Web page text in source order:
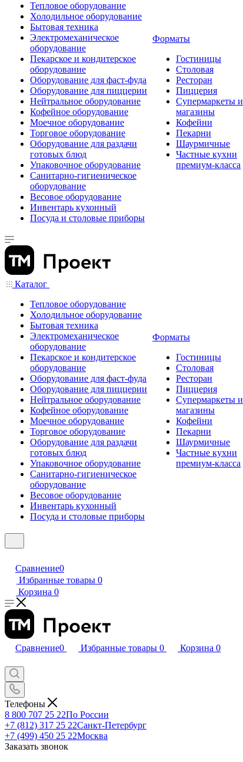
Тепловое оборудование
Холодильное оборудование
Бытовая техника
Электромеханическое
оборудование
Пекарское и кондитерское
оборудование
Оборудование для фаст-фуда
Оборудование для пиццерии
Нейтральное оборудование
Кофейное оборудование
Моечное оборудование
Торговое оборудование
Оборудование для раздачи
готовых блюд
Упаковочное оборудование
Санитарно-гигиеническое
оборудование
Весовое оборудование
Инвентарь кухонный
Посуда и столовые приборы
Форматы
Гостиницы
Столовая
Ресторан
Пиццерия
Супермаркеты и
магазины
Кофейни
Пекарни
Шаурмичные
Частные кухни
премиум-класса
Каталог
Тепловое оборудование
Холодильное оборудование
Бытовая техника
Электромеханическое
оборудование
Пекарское и кондитерское
оборудование
Оборудование для фаст-фуда
Оборудование для пиццерии
Нейтральное оборудование
Кофейное оборудование
Моечное оборудование
Торговое оборудование
Оборудование для раздачи
готовых блюд
Упаковочное оборудование
Санитарно-гигиеническое
оборудование
Весовое оборудование
Инвентарь кухонный
Посуда и столовые приборы
Форматы
Гостиницы
Столовая
Ресторан
Пиццерия
Супермаркеты и
магазины
Кофейни
Пекарни
Шаурмичные
Частные кухни
премиум-класса
Сравнение0
Избранные товары 0
Корзина 0
Сравнение0 Избранные товары 0 Корзина 0
Телефоны
8 800 707 25 22По России
+7 (812) 317 25 22Санкт-Петербург
+7 (499) 450 25 22Москва
Заказать звонок